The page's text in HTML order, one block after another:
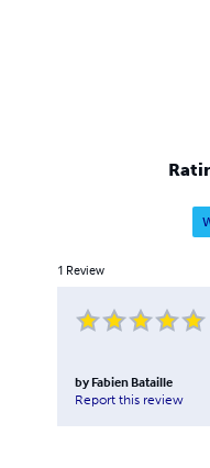
1 Review
by Fabien Bataille
Report this review